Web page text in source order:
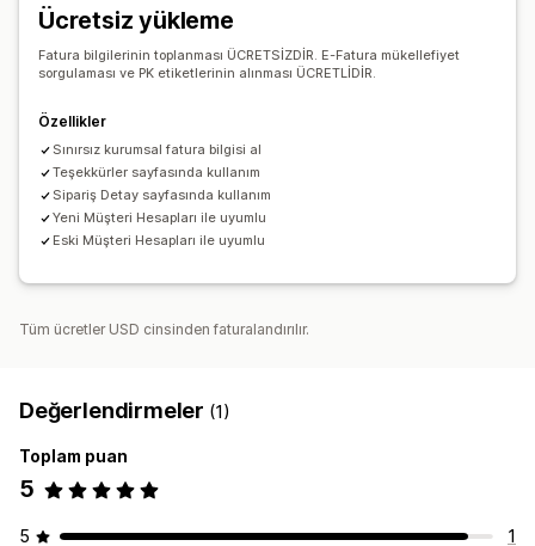
Ücretsiz yükleme
Fatura bilgilerinin toplanması ÜCRETSİZDİR. E-Fatura mükellefiyet
sorgulaması ve PK etiketlerinin alınması ÜCRETLİDİR.
Özellikler
Sınırsız kurumsal fatura bilgisi al
Teşekkürler sayfasında kullanım
Sipariş Detay sayfasında kullanım
Yeni Müşteri Hesapları ile uyumlu
Eski Müşteri Hesapları ile uyumlu
Tüm ücretler USD cinsinden faturalandırılır.
Değerlendirmeler (1)
Toplam puan
5
5 1